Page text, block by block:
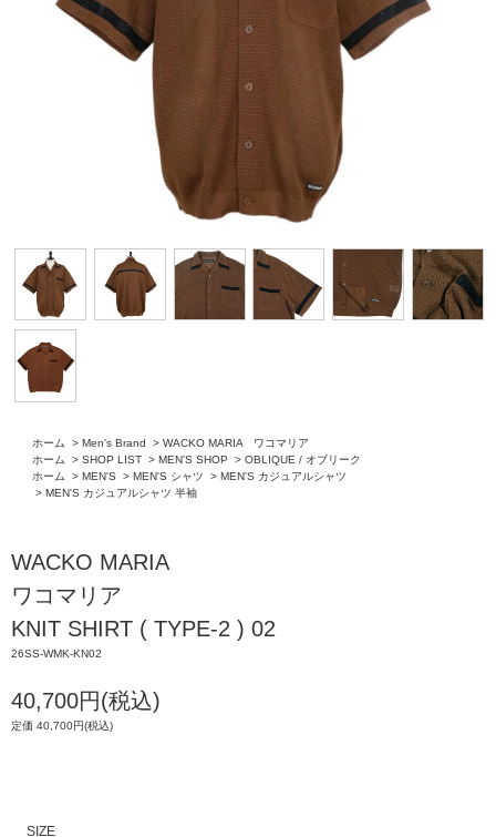
ホーム > Men's Brand > WACKO MARIA ワコマリア
ホーム
> SHOP LIST > MEN'S SHOP > OBLIQUE / オブリーク
ホーム
> MEN'S > MEN'S シャツ > MEN'S カジュアルシャツ
> MEN'S カジュアルシャツ 半袖
WACKO MARIA
ワコマリア
KNIT SHIRT ( TYPE-2 ) 02
26SS-WMK-KN02
40,700円(税込)
定価 40,700円(税込)
SIZE